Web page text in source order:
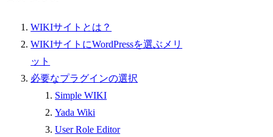
WIKIサイトとは？
WIKIサイトにWordPressを選ぶメリ
ット
必要なプラグインの選択
Simple WIKI
Yada Wiki
User Role Editor